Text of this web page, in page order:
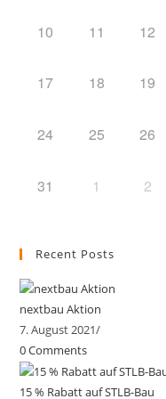
10 11 12
17 18 19
24 25 26
31 1 2
Recent Posts
nextbau Aktion
7. August 2021/
0 Comments
15 % Rabatt auf STLB-Bau